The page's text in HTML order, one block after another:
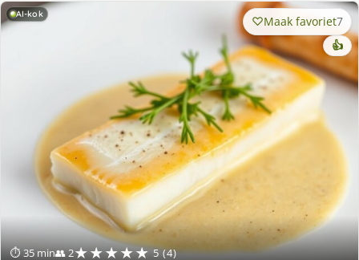
AI-kok
⏱ 35 min👥 2★★★★★ 5 (4)
Maak favoriet7
👍